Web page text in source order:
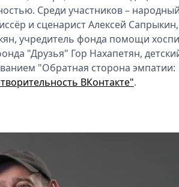
Среди участников –
и сценарист Алексей Сапрыкин,
учредитель фонда помощи
"Друзья" Гор Нахапетян,
"Обратная сторона эмпатии:
ВКонтакте".